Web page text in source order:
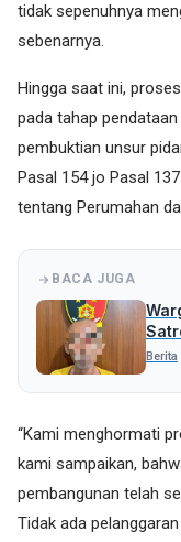
tidak sepenuhnya
sebenarnya.
Hingga saat ini,
pada tahap
pembuktian unsur
Pasal 154 jo Pasal
tentang Perumahan
BACA JUGA
Berita
“Kami menghormati
kami sampaikan,
pembangunan telah
Tidak ada